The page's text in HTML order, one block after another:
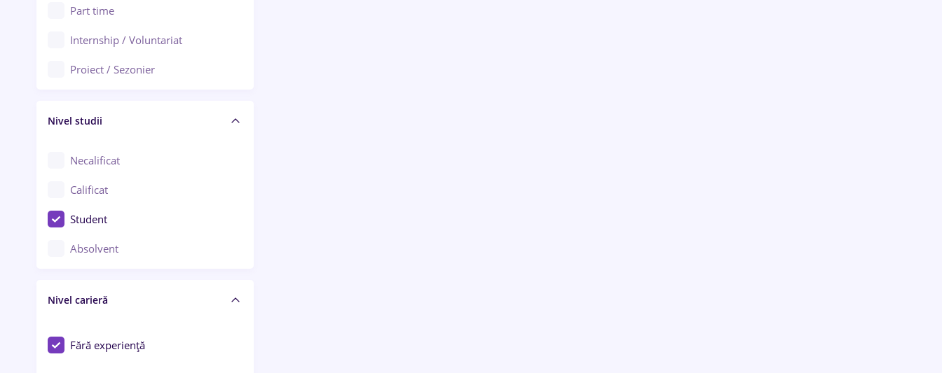
Baia Mare
Bârlad
Bistrița (Bistrița-Năsăud)
Audit / Consultanță
Auto / Echipamente
Automatizări
Cercetare - dezvoltare
Chimie / Biochimie
Confecții / Design vestimentar
Construcții / Instalații
Controlul calității
Educație / Training / Arte
Part time
Internship / Voluntariat
Proiect / Sezonier
Nivel studii
Necalificat
Calificat
Student
Absolvent
Nivel carieră
Fără experiență